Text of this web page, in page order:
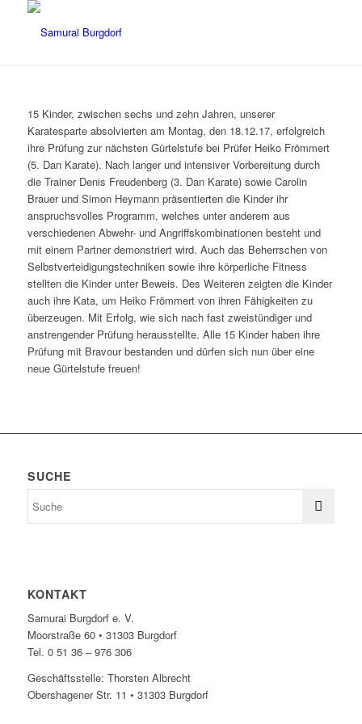
15 Kinder, zwischen sechs und zehn Jahren, unserer
Karatesparte absolvierten am Montag, den 18.12.17, erfolgreich
ihre Prüfung zur nächsten Gürtelstufe bei Prüfer Heiko Frömmert
(5. Dan Karate). Nach langer und intensiver Vorbereitung durch
die Trainer Denis Freudenberg (3. Dan Karate) sowie Carolin
Brauer und Simon Heymann präsentierten die Kinder ihr
anspruchsvolles Programm, welches unter anderem aus
verschiedenen Abwehr- und Angriffskombinationen besteht und
mit einem Partner demonstriert wird. Auch das Beherrschen von
Selbstverteidigungstechniken sowie ihre körperliche Fitness
stellten die Kinder unter Beweis. Des Weiteren zeigten die Kinder
auch ihre Kata, um Heiko Frömmert von ihren Fähigkeiten zu
überzeugen. Mit Erfolg, wie sich nach fast zweistündiger und
anstrengender Prüfung herausstellte. Alle 15 Kinder haben ihre
Prüfung mit Bravour bestanden und dürfen sich nun über eine
neue Gürtelstufe freuen!
SUCHE
KONTAKT
Samurai Burgdorf e. V.
Moorstraße 60 • 31303 Burgdorf
Tel. 0 51 36 – 976 306
Geschäftsstelle: Thorsten Albrecht
Obershagener Str. 11 • 31303 Burgdorf